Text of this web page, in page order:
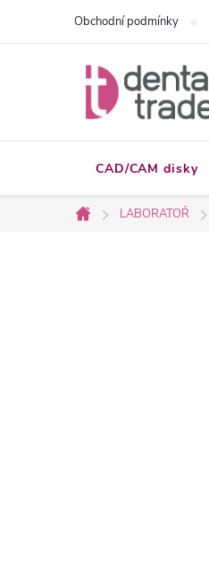
Obchodní podmínky
CAD/CAM disky
Domů
LABORATOŘ